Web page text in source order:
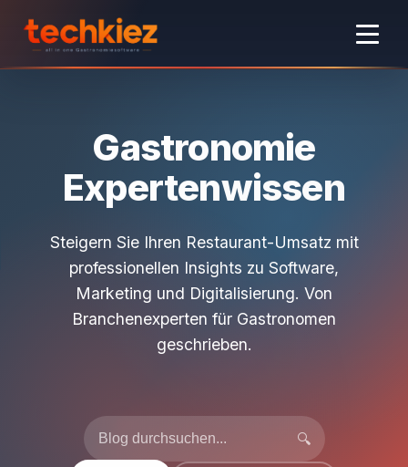
Gastronomie
Expertenwissen
Steigern Sie Ihren Restaurant-Umsatz mit
professionellen Insights zu Software,
Marketing und Digitalisierung. Von
Branchenexperten für Gastronomen
geschrieben.
🔍